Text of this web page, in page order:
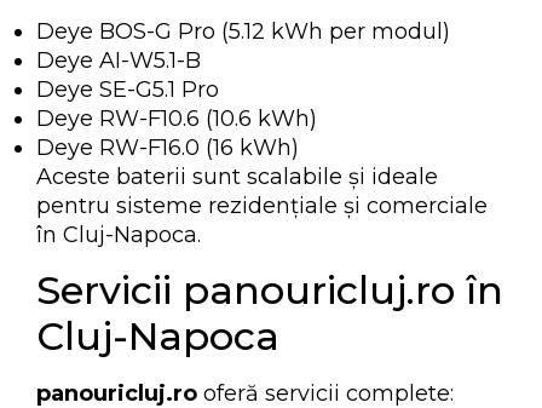
Deye BOS-G Pro (5.12 kWh per modul)
Deye AI-W5.1-B
Deye SE-G5.1 Pro
Deye RW-F10.6 (10.6 kWh)
Deye RW-F16.0 (16 kWh)
Aceste baterii sunt scalabile și ideale
pentru sisteme rezidențiale și comerciale
în Cluj-Napoca.
Servicii panouricluj.ro în
Cluj-Napoca
panouricluj.ro oferă servicii complete: